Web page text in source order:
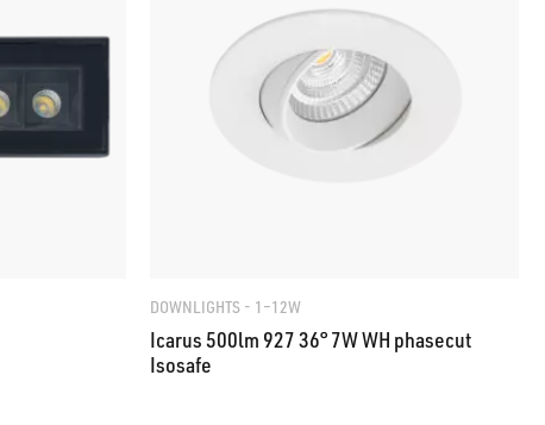
DOWNLIGHTS - 1–12W
Icarus 500lm 927 36° 7W WH phasecut
Isosafe